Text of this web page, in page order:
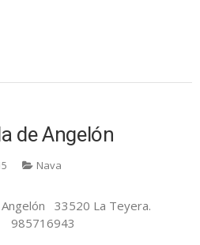
de Angelón
Nava
33520 La Teyera.
985716943